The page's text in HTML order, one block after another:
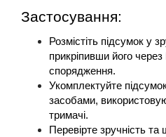
Застосування:
Розмістіть підсумок у
прикріпивши його
спорядження.
Укомплектуйте
засобами,
тримачі.
Перевірте зручність та